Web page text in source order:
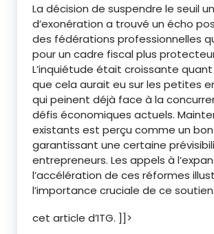
La décision de suspendre le seuil
d’exonération a trouvé un écho
des fédérations professionnelles
pour un cadre fiscal plus
L’inquiétude était croissante quant
que cela aurait eu sur les petites
qui peinent déjà face à la
défis économiques actuels.
existants est perçu comme un bon
garantissant une certaine
entrepreneurs. Les appels à
l’accélération de ces réformes
l’importance cruciale de ce soutien.
cet article d’ITG. ]]>